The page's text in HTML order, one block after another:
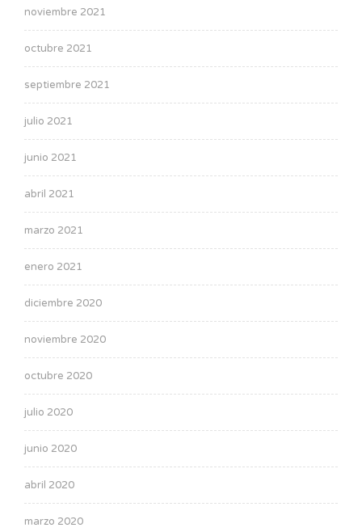
noviembre 2021
octubre 2021
septiembre 2021
julio 2021
junio 2021
abril 2021
marzo 2021
enero 2021
diciembre 2020
noviembre 2020
octubre 2020
julio 2020
junio 2020
abril 2020
marzo 2020